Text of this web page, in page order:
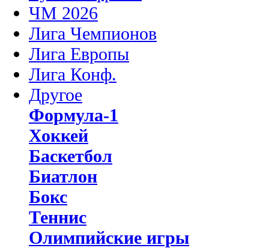
ЧМ 2026
Лига Чемпионов
Лига Европы
Лига Конф.
Другое
Формула-1
Хоккей
Баскетбол
Биатлон
Бокс
Теннис
Олимпийские игры